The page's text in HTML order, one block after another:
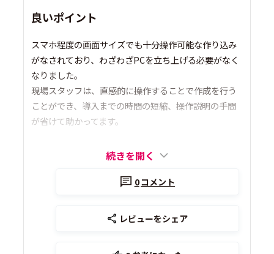
良いポイント
スマホ程度の画面サイズでも十分操作可能な作り込み
がなされており、わざわざPCを立ち上げる必要がなく
なりました。
現場スタッフは、直感的に操作することで作成を行う
ことができ、導入までの時間の短縮、操作説明の手間
が省けて助かってます。
続きを開く
0コメント
レビューをシェア